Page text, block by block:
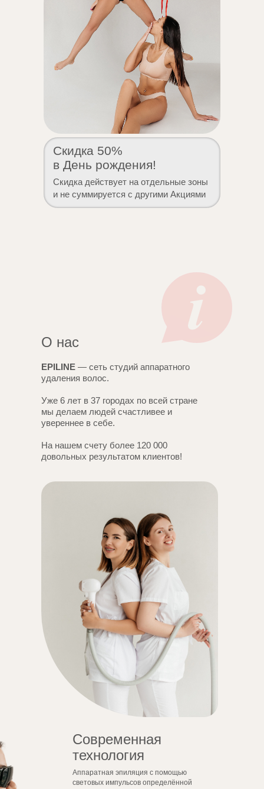
Скидка действует на отдельные зоны
и не суммируется с другими Акциями
Скидка 50%
в День рождения!
EPILINE — сеть студий аппаратного
удаления волос.
Уже 6 лет в 37 городах по всей стране
мы делаем людей счастливее и
увереннее в себе.
На нашем счету более 120 000
довольных результатом клиентов!
О нас
Аппаратная эпиляция с помощью
световых импульсов определённой
Современная
технология